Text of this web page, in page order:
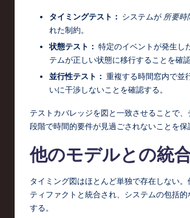
タイミングテスト： システムが 所要時
れた制約。
状態テスト： 特定のイベントが発生し
テムが正しい状態に移行することを確認
並行性テスト： 重複する時間窓内で並
いに干渉しないことを確認する。
テストカバレッジを図と一致させることで
段階で時間的要件が見過ごされないことを保
他のモデルとの統
タイミング図はほとんど単独で存在しない
ティファクトと統合され、システムの包括
する。